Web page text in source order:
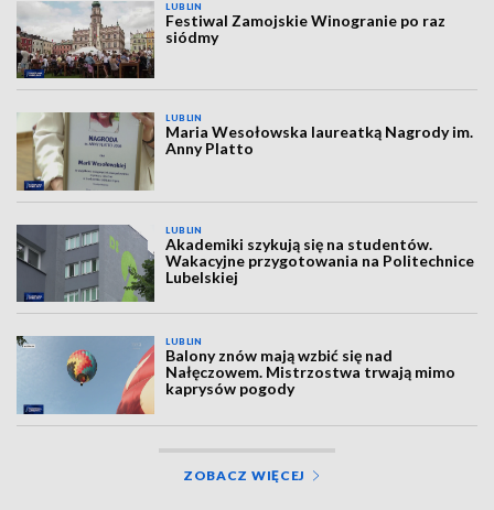
LUBLIN
Festiwal Zamojskie Winogranie po raz
siódmy
LUBLIN
Maria Wesołowska laureatką Nagrody im.
Anny Platto
LUBLIN
Akademiki szykują się na studentów.
Wakacyjne przygotowania na Politechnice
Lubelskiej
LUBLIN
Balony znów mają wzbić się nad
Nałęczowem. Mistrzostwa trwają mimo
kaprysów pogody
ZOBACZ WIĘCEJ